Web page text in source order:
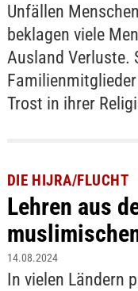
Unfällen
beklagen viele
Ausland Verluste.
Trost in ihrer
DIE HIJRA/FLUCHT
Lehren aus
14.08.2024
In vielen Ländern